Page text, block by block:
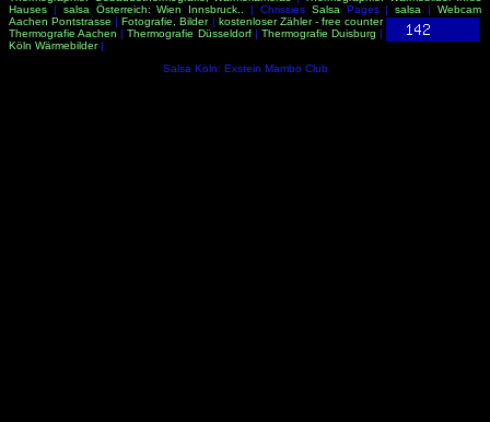
Hauses | salsa Österreich: Wien Innsbruck.. | Chrissies Salsa Pages |salsa |Webcam
Aachen Pontstrasse |Fotografie, Bilder| kostenloser Zähler - free counter
Thermografie Aachen |Thermografie Düsseldorf| Thermografie Duisburg |
Köln Wärmebilder|
Salsa Köln: Exstein Mambo Club